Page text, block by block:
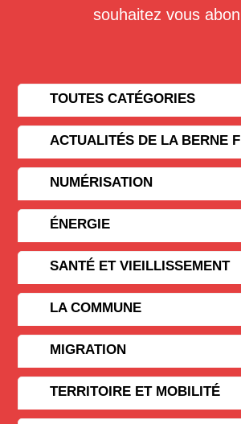
souhaitez vous
TOUTES CATÉGORIES
ACTUALITÉS DE LA BERNE
NUMÉRISATION
ÉNERGIE
SANTÉ ET VIEILLISSEMENT
LA COMMUNE
MIGRATION
TERRITOIRE ET MOBILITÉ